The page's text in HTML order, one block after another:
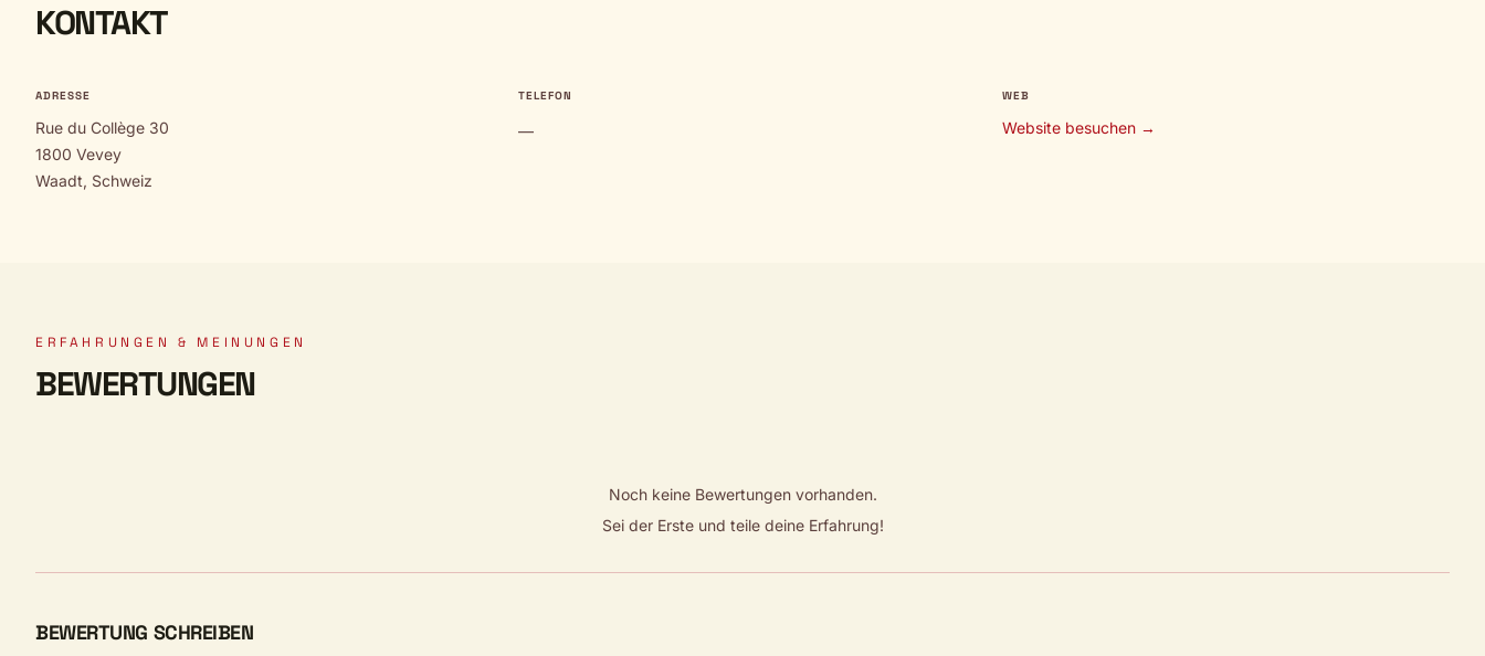
KONTAKT
ADRESSE
Rue du Collège 30
1800 Vevey
Waadt, Schweiz
TELEFON
—
WEB
Website besuchen →
ERFAHRUNGEN & MEINUNGEN
BEWERTUNGEN
Noch keine Bewertungen vorhanden.
Sei der Erste und teile deine Erfahrung!
BEWERTUNG SCHREIBEN